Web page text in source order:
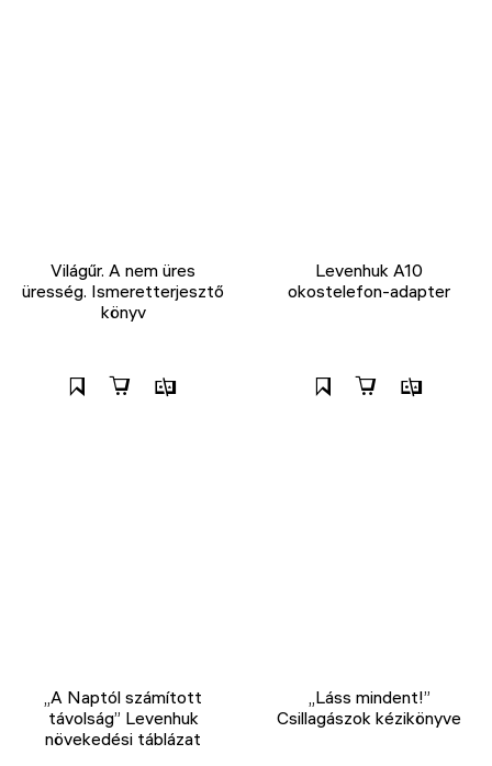
Világűr. A nem üres
üresség. Ismeretterjesztő
könyv
Levenhuk A10
okostelefon-adapter
„A Naptól számított
távolság” Levenhuk
növekedési táblázat
„Láss mindent!”
Csillagászok kézikönyve